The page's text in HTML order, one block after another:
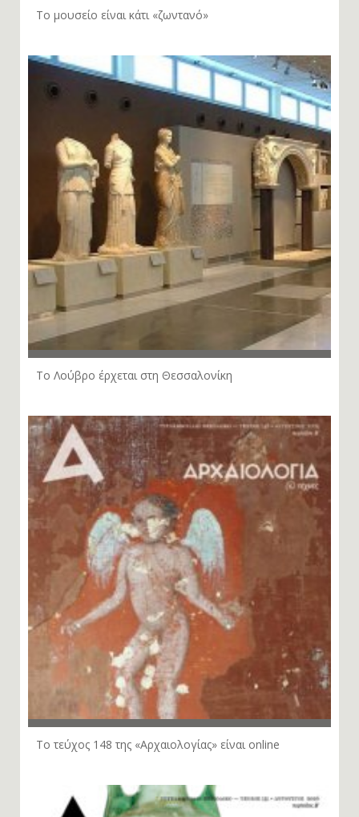
Το μουσείο είναι κάτι «ζωντανό»
Το Λούβρο έρχεται στη Θεσσαλονίκη
Το τεύχος 148 της «Αρχαιολογίας» είναι online